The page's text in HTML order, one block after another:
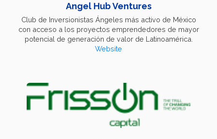
Angel Hub Ventures
Club de Inversionistas Ángeles más activo de México
con acceso a los proyectos emprendedores de mayor
potencial de generación de valor de Latinoamérica.
Website